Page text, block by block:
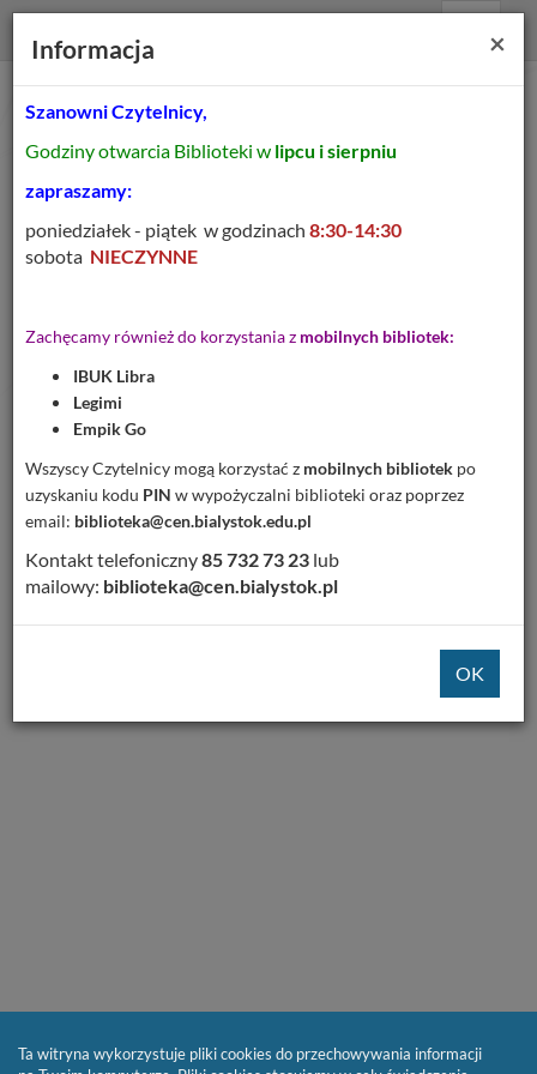
główne
Integro
-
strona
Menu
PEDAGOGICZNA CEN BIAŁYSTOK
Katalog biblioteki
Ta witryna wykorzystuje pliki cookies do przechowywania informacji
×
Informacja
Szanowni Czytelnicy,
Godziny otwarcia Biblioteki w lipcu i sierpniu
zapraszamy:
poniedziałek - piątek w godzinach 8:30-14:30
sobota NIECZYNNE
Zachęcamy również do korzystania z mobilnych bibliotek:
IBUK Libra
Legimi
Empik Go
Wszyscy Czytelnicy mogą korzystać z mobilnych bibliotek po
uzyskaniu kodu PIN w wypożyczalni biblioteki oraz poprzez
email: biblioteka@cen.bialystok.edu.pl
Kontakt telefoniczny85 732 73 23 lub
mailowy: biblioteka@cen.bialystok.pl